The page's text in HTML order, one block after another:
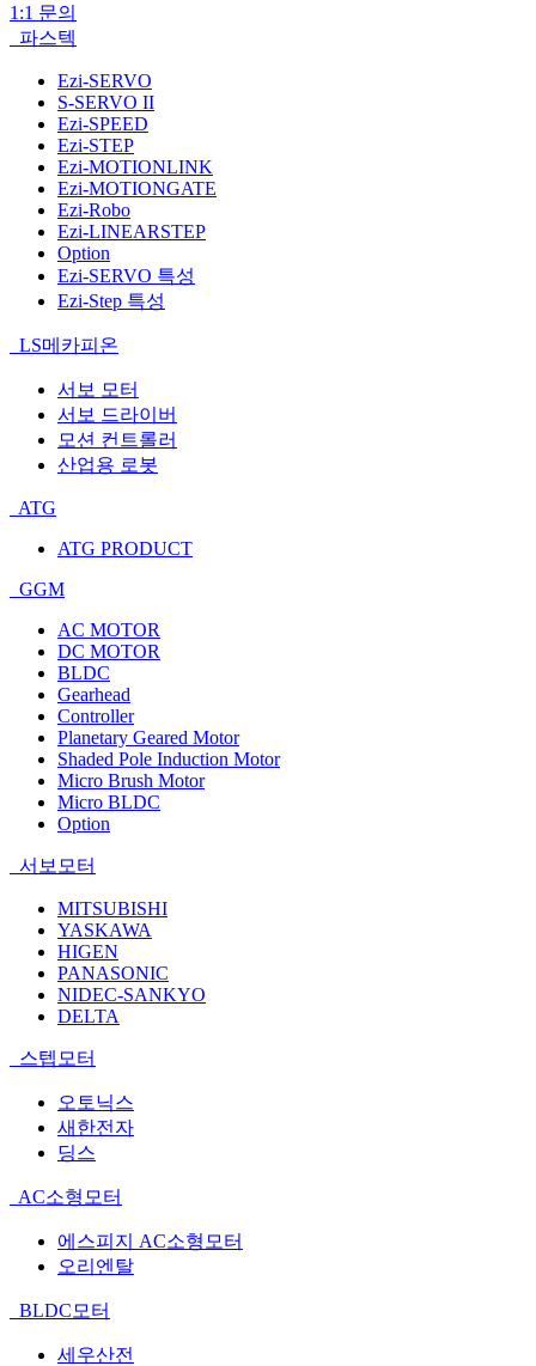
1:1 문의
파스텍
Ezi-SERVO
S-SERVO II
Ezi-SPEED
Ezi-STEP
Ezi-MOTIONLINK
Ezi-MOTIONGATE
Ezi-Robo
Ezi-LINEARSTEP
Option
Ezi-SERVO 특성
Ezi-Step 특성
LS메카피온
서보 모터
서보 드라이버
모션 컨트롤러
산업용 로봇
ATG
ATG PRODUCT
GGM
AC MOTOR
DC MOTOR
BLDC
Gearhead
Controller
Planetary Geared Motor
Shaded Pole Induction Motor
Micro Brush Motor
Micro BLDC
Option
서보모터
MITSUBISHI
YASKAWA
HIGEN
PANASONIC
NIDEC-SANKYO
DELTA
스텝모터
오토닉스
새한전자
딩스
AC소형모터
에스피지 AC소형모터
오리엔탈
BLDC모터
세우산전